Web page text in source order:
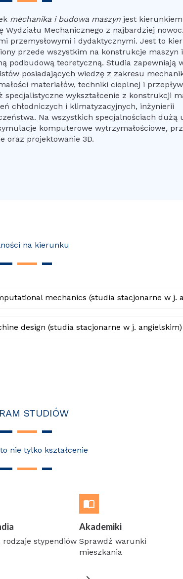
mechanika i budowa maszyn jest
Wydziału Mechanicznego z najbardziej
przemysłowymi i dydaktycznymi. Jest to
przede wszystkim na konstrukcje maszyn
podbudową teoretyczną. Studia zapewniają
posiadających wiedzę z zakresu
materiałów, techniki cieplnej i
specjalistyczne wykształcenie z konstrukcji
chłodniczych i klimatyzacyjnych, inżynierii
Na wszystkich specjalnościach dużą
komputerowe wytrzymałościowe,
oraz projektowanie 3D.
na kierunku
mechanics (studia stacjonarne w j.
design (studia stacjonarne w j. angielskim)
STUDIÓW
nie tylko kształcenie
rodzaje stypendiów
Akademiki
Sprawdź warunki
mieszkania